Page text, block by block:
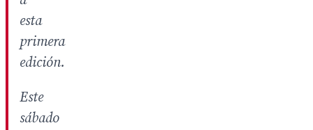
esta
primera
edición.
Este
sábado